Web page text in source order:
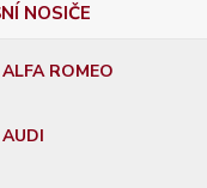
NOSIČE
ALFA ROMEO
AUDI